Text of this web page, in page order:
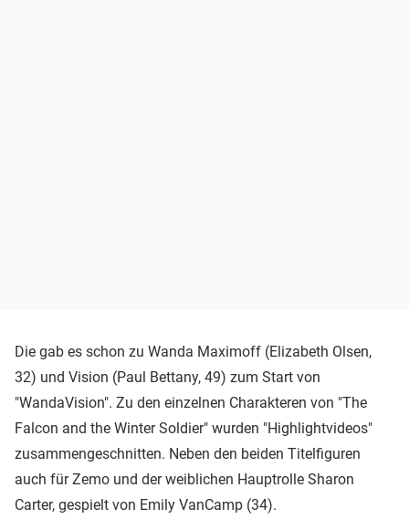
Die gab es schon zu Wanda Maximoff (Elizabeth Olsen,
32) und Vision (Paul Bettany, 49) zum Start von
"WandaVision". Zu den einzelnen Charakteren von "The
Falcon and the Winter Soldier" wurden "Highlightvideos"
zusammengeschnitten. Neben den beiden Titelfiguren
auch für Zemo und der weiblichen Hauptrolle Sharon
Carter, gespielt von Emily VanCamp (34).